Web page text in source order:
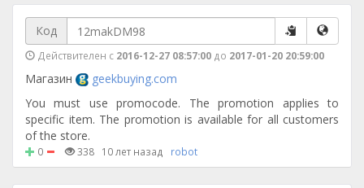
Код
Действителен с 2016-12-27 08:57:00 до 2017-01-20 20:59:00
Магазин
geekbuying.com
You must use promocode. The promotion applies to
specific item. The promotion is available for all customers
of the store.
0 338 10 лет назад robot